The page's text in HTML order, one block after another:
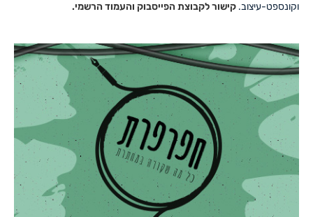
וקונספט-עיצוב. קישור לקבוצת הפייסבוק והעמוד הרשמי.